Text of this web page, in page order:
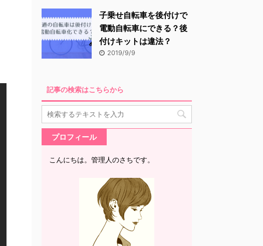
子乗せ自転車を後付けで
電動自転車にできる？後
付けキットは違法？
2019/9/9
記事の検索はこちらから
プロフィール
こんにちは。管理人のさちです。